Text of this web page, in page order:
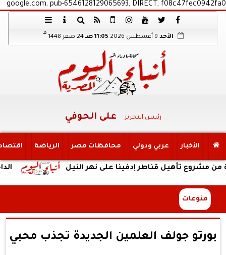
google.com, pub-6546128129065693, DIRECT, f08c47fec0942fa0
الأحد 11:05 صـ 24 صفر 1448
هـ
رئيس التحرير على الحوفي
الأخبار عربي ودولي محافظات مصر الرياضة
تأهيل قناطر إدفينا على نهر النيل
منوعات
بورتو جولف العلمين الجديدة تجذب محبي